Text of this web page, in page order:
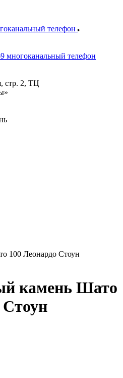
телефон
многоканальный телефон
стр. 2, ТЦ
100 Леонардо Стоун
камень Шато
Стоун